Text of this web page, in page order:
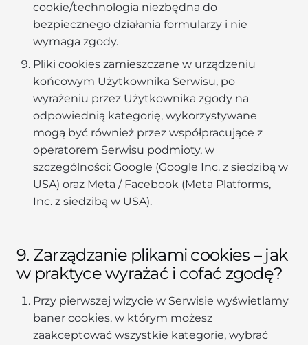
cookie/technologia niezbędna do
bezpiecznego działania formularzy i nie
wymaga zgody.
Pliki cookies zamieszczane w urządzeniu
końcowym Użytkownika Serwisu, po
wyrażeniu przez Użytkownika zgody na
odpowiednią kategorię, wykorzystywane
mogą być również przez współpracujące z
operatorem Serwisu podmioty, w
szczególności: Google (Google Inc. z siedzibą w
USA) oraz Meta / Facebook (Meta Platforms,
Inc. z siedzibą w USA).
9. Zarządzanie plikami cookies – jak
w praktyce wyrażać i cofać zgodę?
Przy pierwszej wizycie w Serwisie wyświetlamy
baner cookies, w którym możesz
zaakceptować wszystkie kategorie, wybrać